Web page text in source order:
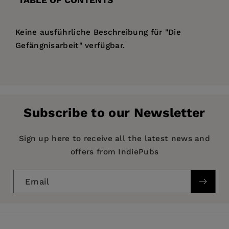
Keine ausführliche Beschreibung für "Die
Gefängnisarbeit" verfügbar.
Imprint: De Gruyter
Publication Date: 01 April 1900
9783111173108
Subscribe to our Newsletter
Sign up here to receive all the latest news and
offers from IndiePubs
Email